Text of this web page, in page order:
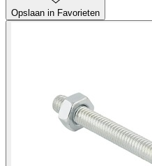
Opslaan in Favorieten